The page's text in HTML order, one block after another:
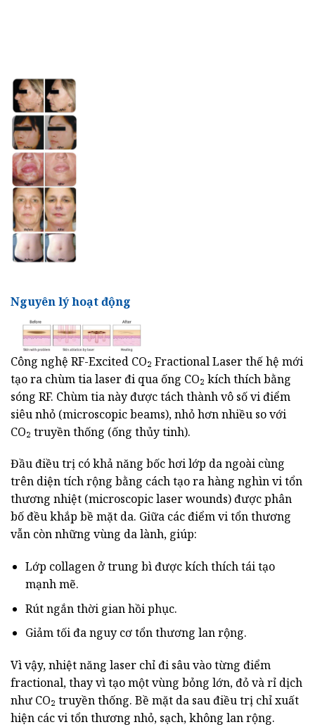
Nguyên lý hoạt động
Công nghệ RF-Excited CO₂ Fractional Laser thế hệ mới
tạo ra chùm tia laser đi qua ống CO₂ kích thích bằng
sóng RF. Chùm tia này được tách thành vô số vi điểm
siêu nhỏ (microscopic beams), nhỏ hơn nhiều so với
CO₂ truyền thống (ống thủy tinh).
Đầu điều trị có khả năng bốc hơi lớp da ngoài cùng
trên diện tích rộng bằng cách tạo ra hàng nghìn vi tổn
thương nhiệt (microscopic laser wounds) được phân
bố đều khắp bề mặt da. Giữa các điểm vi tổn thương
vẫn còn những vùng da lành, giúp:
Lớp collagen ở trung bì được kích thích tái tạo
mạnh mẽ.
Rút ngắn thời gian hồi phục.
Giảm tối đa nguy cơ tổn thương lan rộng.
Vì vậy, nhiệt năng laser chỉ đi sâu vào từng điểm
fractional, thay vì tạo một vùng bỏng lớn, đỏ và rỉ dịch
như CO₂ truyền thống. Bề mặt da sau điều trị chỉ xuất
hiện các vi tổn thương nhỏ, sạch, không lan rộng.